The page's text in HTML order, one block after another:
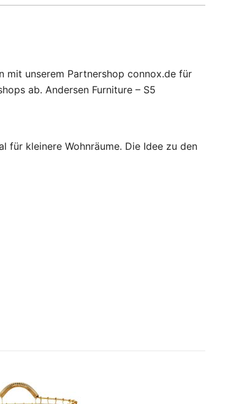
mit unserem Partnershop connox.de für
ab. Andersen Furniture – S5
für kleinere Wohnräume. Die Idee zu den